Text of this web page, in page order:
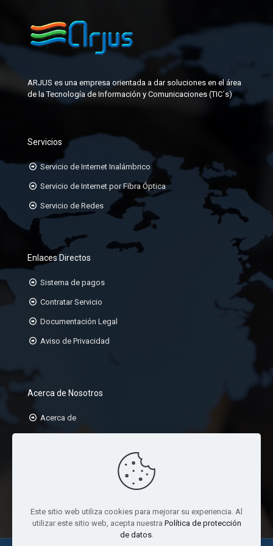
FACEPLATE
JACK-RJ45
ORGANIZADORES HORIZONTALES
ORGANIZADORES VERTICALES
PATCHCORD TP CAT6A, 6, 5E
PATCHPANEL DE 24 Ó 48 PUERTOS
RACK DE 19
KIT DE FABRICACIÓN DE CONECTORES
ARJUS es una empresa orientada a dar soluciones en el área
de la Tecnología de Información y Comunicaciones (TIC´s)
Servicios
Servicio de Internet Inalámbrico
Servicio de Internet por Fibra Óptica
Servicio de Redes
Enlaces Directos
Sistema de pagos
Contratar Servicio
Documentación Legal
Aviso de Privacidad
Acerca de Nosotros
Acerca de
Este sitio web utiliza cookies para mejorar su experiencia. Al
utilizar este sitio web, acepta nuestra Política de protección
de datos.